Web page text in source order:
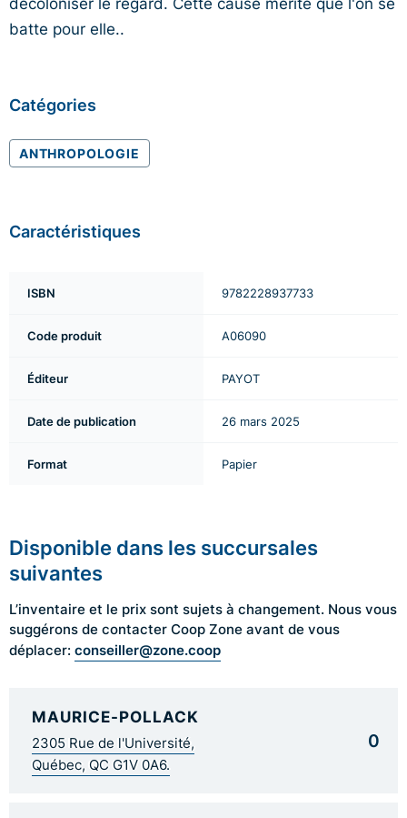
batte pour elle..
Catégories
ANTHROPOLOGIE
Caractéristiques
ISBN 9782228937733
Code produit A06090
Éditeur PAYOT
Date de publication 26 mars 2025
Format Papier
Disponible dans les succursales
suivantes
L’inventaire et le prix sont sujets à changement. Nous vous
suggérons de contacter Coop Zone avant de vous
déplacer: conseiller@zone.coop
MAURICE-POLLACK
2305 Rue de l'Université,
Québec, QC G1V 0A6.
0